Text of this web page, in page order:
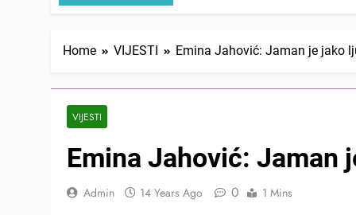
Home VIJESTI Emina Jahović: Jaman je jako
VIJESTI
Emina Jahović: Jaman
Admin 14 Years Ago 0 1 Mins